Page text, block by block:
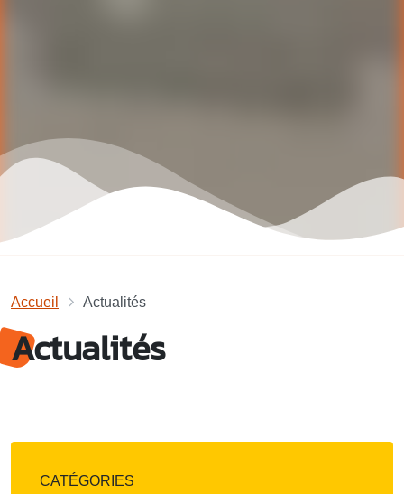
Accueil Actualités
Actualités
CATÉGORIES